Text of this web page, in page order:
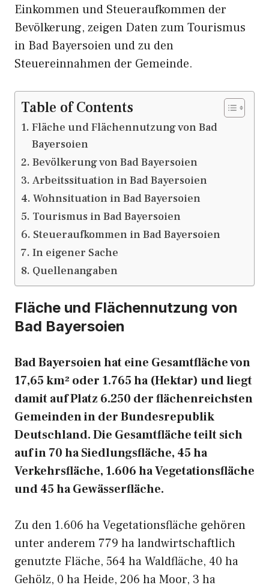
Einkommen und Steueraufkommen der
Bevölkerung, zeigen Daten zum Tourismus
in Bad Bayersoien und zu den
Steuereinnahmen der Gemeinde.
Table of Contents
Fläche und Flächennutzung von Bad
Bayersoien
Bevölkerung von Bad Bayersoien
Arbeitssituation in Bad Bayersoien
Wohnsituation in Bad Bayersoien
Tourismus in Bad Bayersoien
Steueraufkommen in Bad Bayersoien
In eigener Sache
Quellenangaben
Fläche und Flächennutzung von
Bad Bayersoien
Bad Bayersoien hat eine Gesamtfläche von
17,65 km² oder 1.765 ha (Hektar) und liegt
damit auf Platz 6.250 der flächenreichsten
Gemeinden in der Bundesrepublik
Deutschland. Die Gesamtfläche teilt sich
auf in 70 ha Siedlungsfläche, 45 ha
Verkehrsfläche, 1.606 ha Vegetationsfläche
und 45 ha Gewässerfläche.
Zu den 1.606 ha Vegetationsfläche gehören
unter anderem 779 ha landwirtschaftlich
genutzte Fläche, 564 ha Waldfläche, 40 ha
Gehölz, 0 ha Heide, 206 ha Moor, 3 ha